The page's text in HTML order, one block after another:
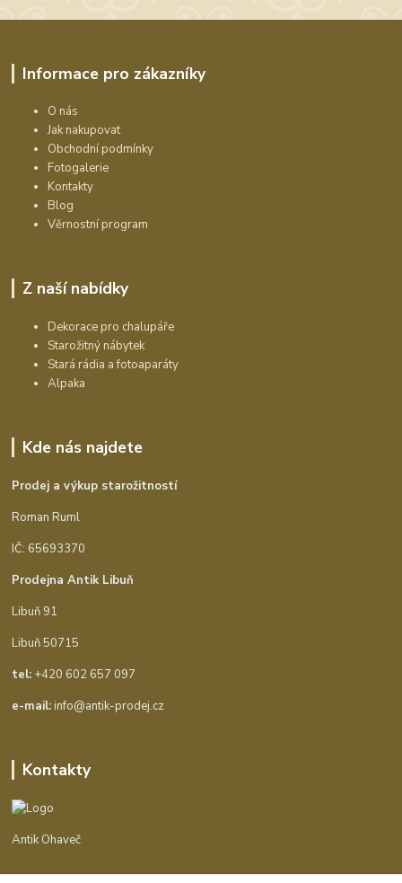
Informace pro zákazníky
O nás
Jak nakupovat
Obchodní podmínky
Fotogalerie
Kontakty
Blog
Věrnostní program
Z naší nabídky
Dekorace pro chalupáře
Starožitný nábytek
Stará rádia a fotoaparáty
Alpaka
Kde nás najdete
Prodej a výkup starožitností
Roman Ruml
IČ: 65693370
Prodejna Antik Libuň
Libuň 91
Libuň 50715
tel: +420 602 657 097
e-mail:info@antik-prodej.cz
Kontakty
Antik Ohaveč